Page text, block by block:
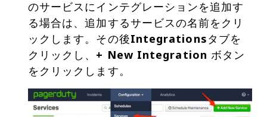
のサービスにインテグレーションを追加す
る場合は、追加するサービスの名前をクリ
ックします。その後Integrationsタブを
クリックし、 + New Integration ボタン